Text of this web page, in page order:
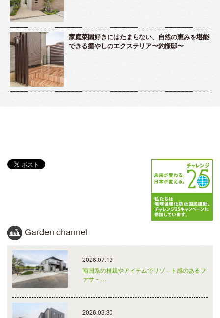
家庭菜園好きにはたまらない、自然の恵みを堪能
できる癒やしのエクステリア〜釣様邸〜
Garden channel
2026.07.13
南国系の植栽やアイテムでリゾ－ト感のあるフ
ァサ－…
2026.03.30